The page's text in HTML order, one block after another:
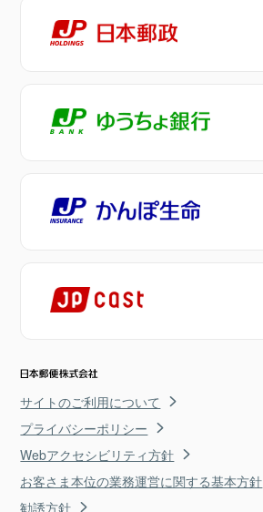
サイトのご利用について
プライバシーポリシー
Webアクセシビリティ方針
お客さま本位の業務運営に関する基本方針
勧誘方針